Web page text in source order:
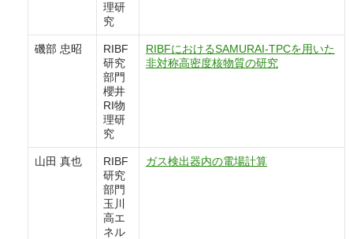
理研
究
磯部 忠昭
RIBF
研究
部門
櫻井
RI物
理研
究
RIBFにおけるSAMURAI-TPCを用いた
非対称高密度核物質の研究
山田 真也
RIBF
研究
部門
玉川
高エ
ネル
ガス検出器内の電場計算